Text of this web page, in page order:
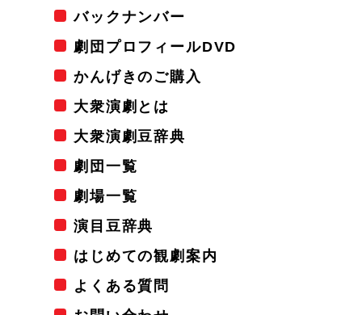
バックナンバー
劇団プロフィールDVD
かんげきのご購入
大衆演劇とは
大衆演劇豆辞典
劇団一覧
劇場一覧
演目豆辞典
はじめての観劇案内
よくある質問